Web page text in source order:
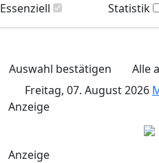
Essenziell
Statistik
Auswahl bestätigen
Alle
Freitag, 07. August 2026
Anzeige
Anzeige